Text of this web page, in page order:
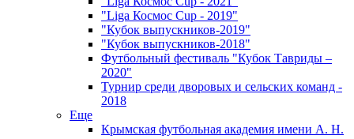
"Liga Космос Cup - 2019"
"Кубок выпускников-2019"
"Кубок выпускников-2018"
Футбольный фестиваль "Кубок Тавриды –
2020"
Турнир среди дворовых и сельских команд -
2018
Еще
Крымская футбольная академия имени А. Н.